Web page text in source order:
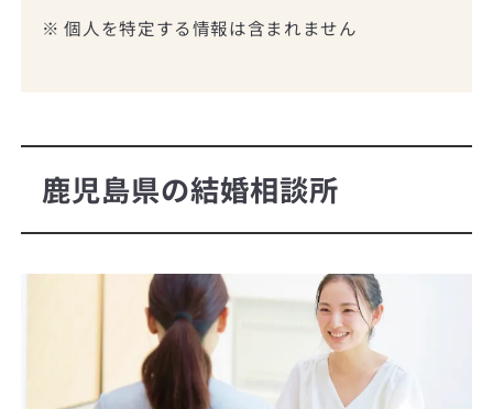
※ 個人を特定する情報は含まれません
鹿児島県の結婚相談所